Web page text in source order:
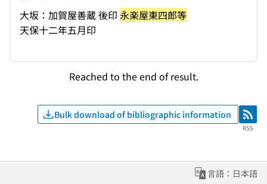
大坂：加賀屋善蔵 後印 永楽屋東四郎等
天保十二年五月印
Reached to the end of result.
Bulk download of bibliographic information RSS
RSS
言語：日本語